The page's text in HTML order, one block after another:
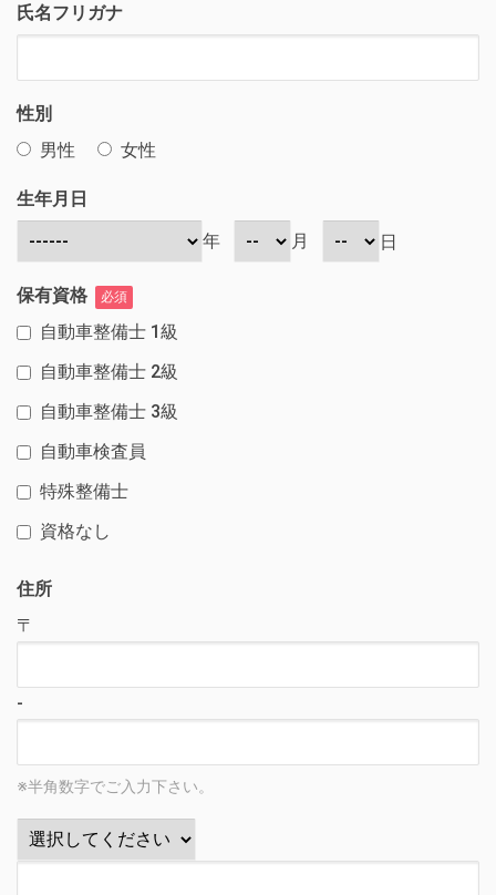
氏名フリガナ
性別
男性
女性
生年月日
年 月 日
保有資格 必須
自動車整備士 1級
自動車整備士 2級
自動車整備士 3級
自動車検査員
特殊整備士
資格なし
住所
〒
-
※半角数字でご入力下さい。